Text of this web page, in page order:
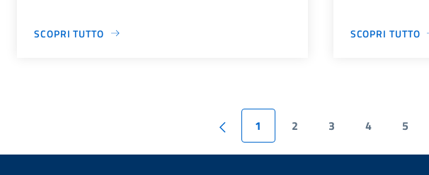
SCOPRI TUTTO SCOPRI TUTTO
1 2 3 4 5